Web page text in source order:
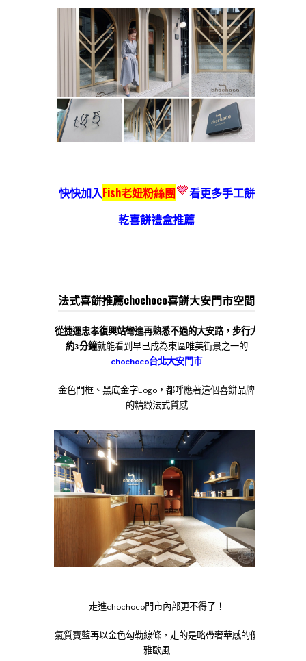
快快加入Fish老妞粉絲團
看更多手工餅
乾喜餅禮盒推薦
法式喜餅推薦chochoco喜餅大安門市空間
從捷運忠孝復興站彎進再熟悉不過的大安路，步行大
約3分鐘就能看到早已成為東區唯美街景之一的
chochoco台北大安門市
金色門框、黑底金字Logo，都呼應著這個喜餅品牌
的精緻法式質感
走進chochoco門市內部更不得了！
氣質寶藍再以金色勾勒線條，走的是略帶奢華感的優
雅歐風